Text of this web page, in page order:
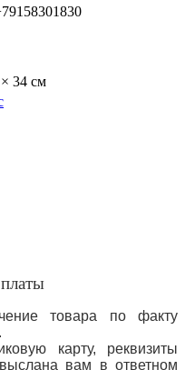
34 см
товара по факту
карту, реквизиты
вам в ответном